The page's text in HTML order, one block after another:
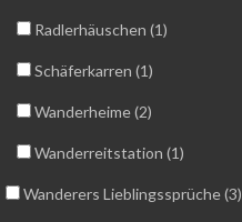
Radlerhäuschen (1)
Schäferkarren (1)
Wanderheime (2)
Wanderreitstation (1)
Wanderers Lieblingssprüche (3)